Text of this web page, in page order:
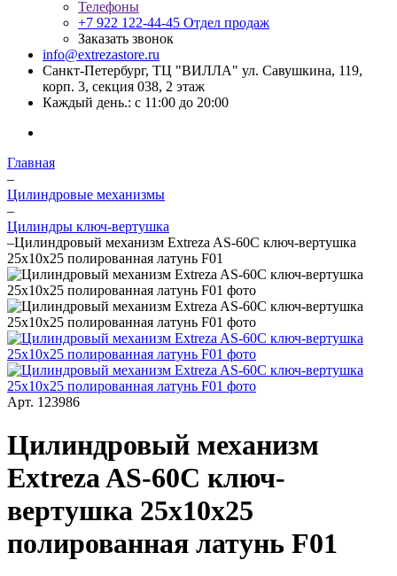
Телефоны
+7 922 122-44-45 Отдел продаж
Заказать звонок
info@extrezastore.ru
Санкт-Петербург, ТЦ "ВИЛЛА" ул. Савушкина, 119,
корп. 3, секция 038, 2 этаж
Каждый день.: с 11:00 до 20:00
Главная
–
Цилиндровые механизмы
–
Цилиндры ключ-вертушка
–Цилиндровый механизм Extreza AS-60С ключ-вертушка
25x10x25 полированная латунь F01
Арт. 123986
Цилиндровый механизм
Extreza AS-60С ключ-
вертушка 25x10x25
полированная латунь F01